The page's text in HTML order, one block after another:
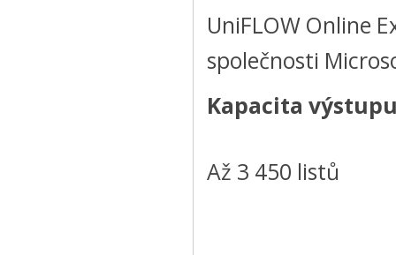
UniFLOW Online
společnosti
Kapacita
Až 3 450 listů